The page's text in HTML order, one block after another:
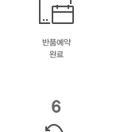
반품예약
완료
6